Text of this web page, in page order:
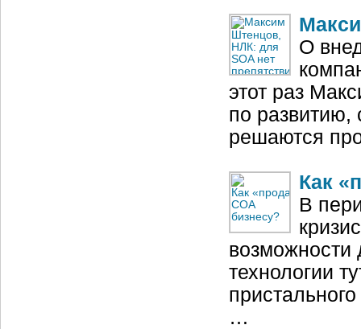
О
этот раз
по развитию,
решаются
Как
В
технологии
…